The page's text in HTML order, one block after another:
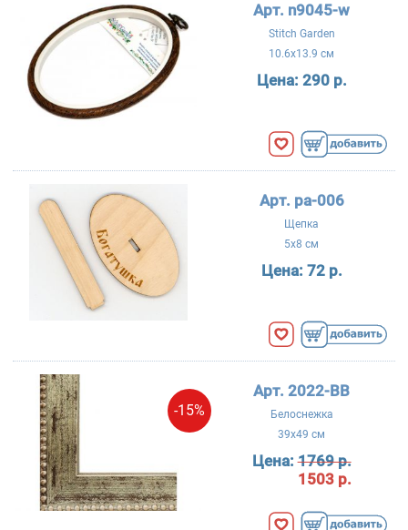
Арт. n9045-w
Stitch Garden
10.6x13.9 см
Цена: 290 р.
Арт. ра-006
Щепка
5x8 см
Цена: 72 р.
-15%
Арт. 2022-BB
Белоснежка
39x49 см
Цена:1769 р.
1503 р.